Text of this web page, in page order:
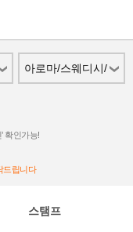
아로마/스웨디시/
스파
확인가능!
드립니다
스탬프